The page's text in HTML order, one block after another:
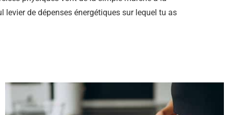
levier de dépenses énergétiques sur lequel tu as